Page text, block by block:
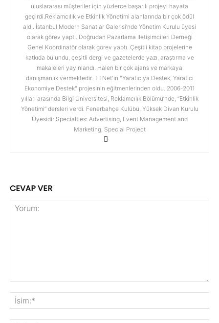
uluslararası müşteriler için yüzlerce başarılı projeyi hayata
geçirdi.Reklamcılık ve Etkinlik Yönetimi alanlarında bir çok ödül
aldı. İstanbul Modern Sanatlar Galerisi’nde Yönetim Kurulu üyesi
olarak görev yaptı. Doğrudan Pazarlama İletişimcileri Derneği
Genel Koordinatör olarak görev yaptı. Çeşitli kitap projelerine
katkıda bulundu, çeşitli dergi ve gazetelerde yazı, araştırma ve
makaleleri yayınlandı. Halen bir çok ajans ve markaya
danışmanlık vermektedir. TTNet'in "Yaratıcıya Destek, Yaratıcı
Ekonomiye Destek" projesinin eğitmenlerinden oldu. 2006-2011
yılları arasında Bilgi Üniversitesi, Reklamcılık Bölümü’nde, “Etkinlik
Yönetimi” dersleri verdi. Fenerbahçe Kulübü, Yüksek Divan Kurulu
Üyesidir Specialties: Advertising, Event Management and
Marketing, Special Project
CEVAP VER